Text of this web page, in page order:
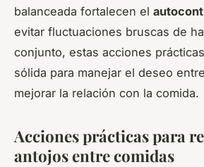
balanceada fortalecen el
evitar fluctuaciones bruscas de
conjunto, estas acciones
sólida para manejar el deseo
mejorar la relación con la comida.
Acciones prácticas para
antojos entre comidas